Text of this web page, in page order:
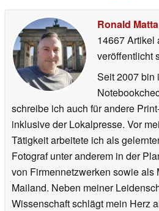
Ronald Matta
14667 Artikel
veröffentlicht
Seit 2007 bin
schreibe ich auch für andere
inklusive der Lokalpresse. Vor
Tätigkeit arbeitete ich als
Fotograf unter anderem in der
von Firmennetzwerken sowie als
Mailand. Neben meiner
Wissenschaft schlägt mein Herz